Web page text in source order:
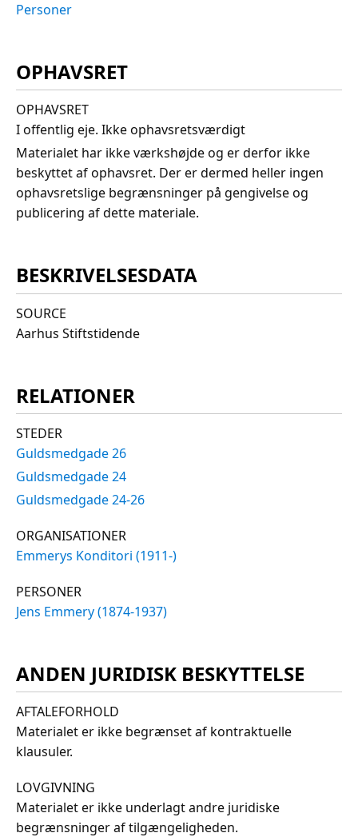
Personer
OPHAVSRET
OPHAVSRET
I offentlig eje. Ikke ophavsretsværdigt
Materialet har ikke værkshøjde og er derfor ikke
beskyttet af ophavsret. Der er dermed heller ingen
ophavsretslige begrænsninger på gengivelse og
publicering af dette materiale.
BESKRIVELSESDATA
SOURCE
Aarhus Stiftstidende
RELATIONER
STEDER
Guldsmedgade 26
Guldsmedgade 24
Guldsmedgade 24-26
ORGANISATIONER
Emmerys Konditori (1911-)
PERSONER
Jens Emmery (1874-1937)
ANDEN JURIDISK BESKYTTELSE
AFTALEFORHOLD
Materialet er ikke begrænset af kontraktuelle
klausuler.
LOVGIVNING
Materialet er ikke underlagt andre juridiske
begrænsninger af tilgængeligheden.